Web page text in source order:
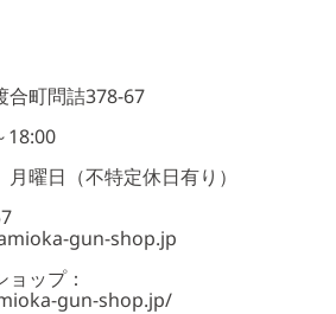
合町問詰378-67
曜日（不特定休日有り）
gun-shop.jp
ップ：
gun-shop.jp/